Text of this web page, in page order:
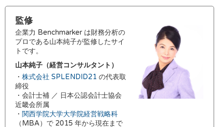
監修
企業力 Benchmarker は財務分析の
プロである山本純子が監修したサイ
トです。
山本純子（経営コンサルタント）
・ 株式会社 SPLENDID21 の代表取
締役
・会計士補 ／ 日本公認会計士協会
近畿会所属
・ 関西学院大学大学院経営戦略科
（MBA）で 2015 年から現在まで